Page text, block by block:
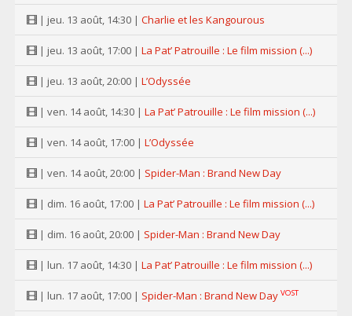
| jeu. 13 août, 14:30 | Charlie et les Kangourous
| jeu. 13 août, 17:00 | La Pat’ Patrouille : Le film mission (...)
| jeu. 13 août, 20:00 | L’Odyssée
| ven. 14 août, 14:30 | La Pat’ Patrouille : Le film mission (...)
| ven. 14 août, 17:00 | L’Odyssée
| ven. 14 août, 20:00 | Spider-Man : Brand New Day
| dim. 16 août, 17:00 | La Pat’ Patrouille : Le film mission (...)
| dim. 16 août, 20:00 | Spider-Man : Brand New Day
| lun. 17 août, 14:30 | La Pat’ Patrouille : Le film mission (...)
| lun. 17 août, 17:00 | Spider-Man : Brand New Day VOST